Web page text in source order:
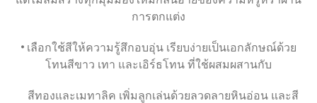
การตกแต่ง
• เลือกใช้สีให้ความรู้สึกอบอุ่น เรียบง่ายเป็นเอกลักษณ์ด้วย
โทนสีขาว เทา และเอิร์ธโทน ที่ใช้ผสมผสานกับ
สีทองและเมทาลิค เพิ่มลูกเล่นด้วยลวดลายหินอ่อน และสี